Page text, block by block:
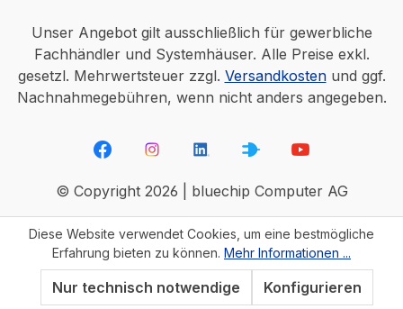
Unser Angebot gilt ausschließlich für gewerbliche
Fachhändler und Systemhäuser. Alle Preise exkl.
gesetzl. Mehrwertsteuer zzgl. Versandkostenund ggf.
Nachnahmegebühren, wenn nicht anders angegeben.
© Copyright 2026 | bluechip Computer AG
Diese Website verwendet Cookies, um eine bestmögliche
Erfahrung bieten zu können. Mehr Informationen ...
Nur technisch notwendige Konfigurieren